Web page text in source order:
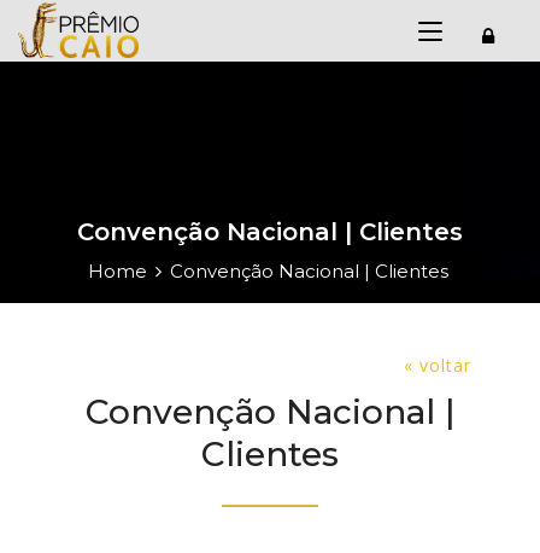
Convenção Nacional | Clientes
Home Convenção Nacional | Clientes
« voltar
Convenção Nacional |
Clientes